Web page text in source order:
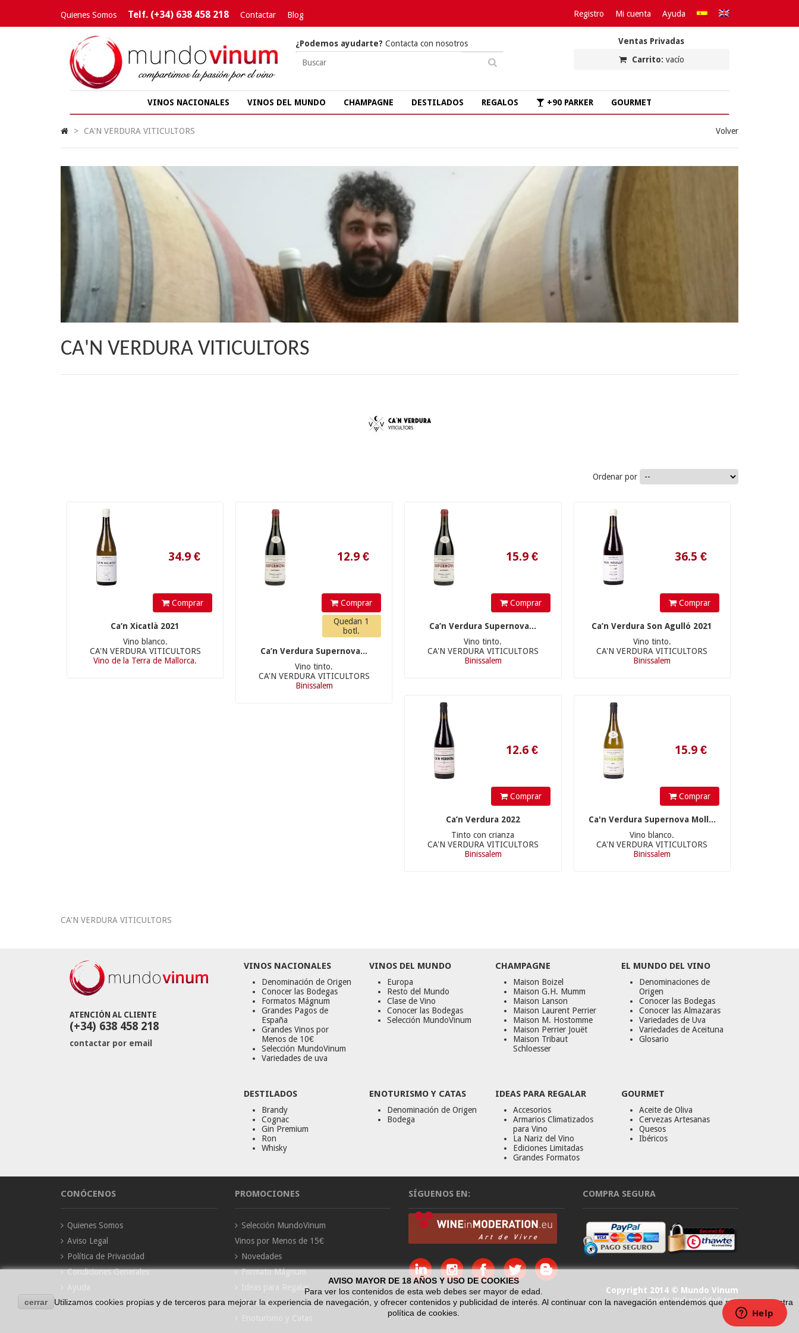
Quienes Somos Telf. (+34) 638 458 218 Contactar Blog Registro Mi cuenta Ayuda
Ventas Privadas
Carrito: vacío
¿Podemos ayudarte? Contacta con nosotros
VINOS NACIONALES VINOS DEL MUNDO CHAMPAGNE DESTILADOS REGALOS +90 PARKER GOURMET
> CA'N VERDURA VITICULTORS Volver
CA'N VERDURA VITICULTORS
Ordenar por
Comprar
Ca’n Xicatlà 2021
Vino blanco.
CA'N VERDURA VITICULTORS
Vino de la Terra de Mallorca.
Comprar
Quedan 1
botl.
Ca’n Verdura Supernova...
Vino tinto.
CA'N VERDURA VITICULTORS
Binissalem
Comprar
Ca’n Verdura Supernova...
Vino tinto.
CA'N VERDURA VITICULTORS
Binissalem
Comprar
Ca’n Verdura Son Agulló 2021
Vino tinto.
CA'N VERDURA VITICULTORS
Binissalem
Comprar
Ca’n Verdura 2022
Tinto con crianza
CA'N VERDURA VITICULTORS
Binissalem
Comprar
Ca'n Verdura Supernova Moll...
Vino blanco.
CA'N VERDURA VITICULTORS
Binissalem
CA'N VERDURA VITICULTORS
ATENCIÓN AL CLIENTE
(+34) 638 458 218
contactar por email
VINOS NACIONALES
Denominación de Origen
Conocer las Bodegas
Formatos Mágnum
Grandes Pagos de
España
Grandes Vinos por
Menos de 10€
Selección MundoVinum
Variedades de uva
VINOS DEL MUNDO
Europa
Resto del Mundo
Clase de Vino
Conocer las Bodegas
Selección MundoVinum
CHAMPAGNE
Maison Boizel
Maison G.H. Mumm
Maison Lanson
Maison Laurent Perrier
Maison M. Hostomme
Maison Perrier Jouët
Maison Tribaut
Schloesser
EL MUNDO DEL VINO
Denominaciones de
Origen
Conocer las Bodegas
Conocer las Almazaras
Variedades de Uva
Variedades de Aceituna
Glosario
DESTILADOS
Brandy
Cognac
Gin Premium
Ron
Whisky
ENOTURISMO Y CATAS
Denominación de Origen
Bodega
IDEAS PARA REGALAR
Accesorios
Armarios Climatizados
para Vino
La Nariz del Vino
Ediciones Limitadas
Grandes Formatos
GOURMET
Aceite de Oliva
Cervezas Artesanas
Quesos
Ibéricos
CONÓCENOS
Quienes Somos
Aviso Legal
Política de Privacidad
Condiciones Generales
Envíos y devoluciones
PROMOCIONES
Selección MundoVinum
Vinos por Menos de 15€
Novedades
Formato Mágnum
Ideas para Regalar
Destilados
SÍGUENOS EN: COMPRA SEGURA
cerrar
AVISO MAYOR DE 18 AÑOS Y USO DE COOKIES
Para ver los contenidos de esta web debes ser mayor de edad.
Utilizamos cookies propias y de terceros para mejorar la experiencia de navegación, y ofrecer contenidos y publicidad de interés. Al continuar con la navegación entendemos que se acepta nuestra
política de cookies.
Copyright 2014 © Mundo Vinum
Diseño Web por Difadi.com